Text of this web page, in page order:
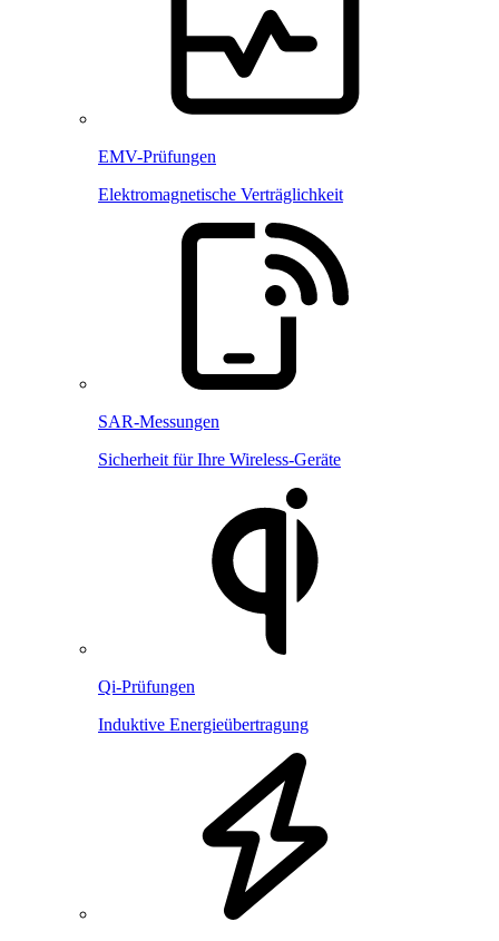
EMV-Prüfungen
Elektromagnetische Verträglichkeit
SAR-Messungen
Sicherheit für Ihre Wireless-Geräte
Qi-Prüfungen
Induktive Energieübertragung